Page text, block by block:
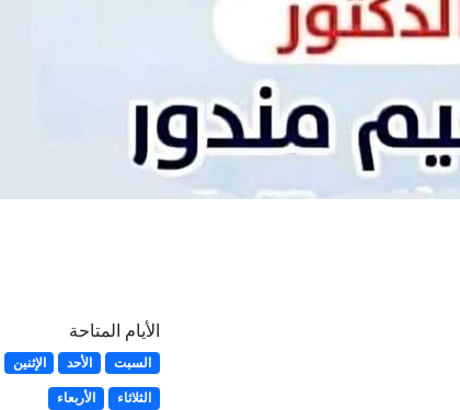
الأيام المتاحة
السبت الأحد
الإثنين
الثلاثاء
الأربعاء